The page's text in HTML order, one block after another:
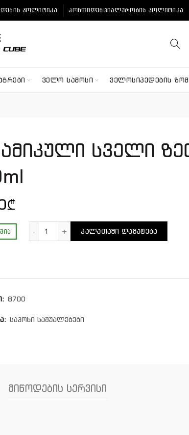
ᲞᲝᲚᲘᲢᲘᲙᲐ ᲙᲝᲜᲤᲘᲓᲔᲜᲪᲘᲐᲚᲣᲠᲝᲑᲘᲡ ᲞᲝᲚᲘᲢᲘᲙᲐ
ᲕᲔᲚᲝ ᲡᲐᲛᲝᲡᲘ ᲕᲔᲚᲝᲡᲘᲞᲔᲓᲔᲑᲘᲡ
სველი
₾
ᲙᲐᲚᲐᲗᲐᲨᲘ ᲓᲐᲛᲐᲢᲔᲑᲐ
8700
საპოხი საშუალებები
მიწოდების სერვისი